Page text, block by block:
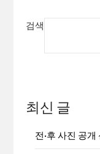
검색
최신 글
전·후 사진 공